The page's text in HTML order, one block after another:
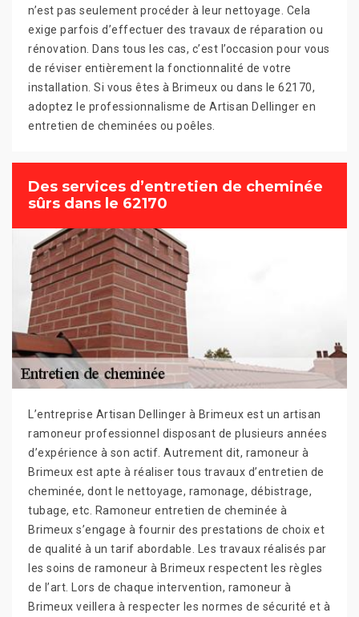
n’est pas seulement procéder à leur nettoyage. Cela
exige parfois d’effectuer des travaux de réparation ou
rénovation. Dans tous les cas, c’est l’occasion pour vous
de réviser entièrement la fonctionnalité de votre
installation. Si vous êtes à Brimeux ou dans le 62170,
adoptez le professionnalisme de Artisan Dellinger en
entretien de cheminées ou poêles.
Des services d’entretien de cheminée
sûrs dans le 62170
L’entreprise Artisan Dellinger à Brimeux est un artisan
ramoneur professionnel disposant de plusieurs années
d’expérience à son actif. Autrement dit, ramoneur à
Brimeux est apte à réaliser tous travaux d’entretien de
cheminée, dont le nettoyage, ramonage, débistrage,
tubage, etc. Ramoneur entretien de cheminée à
Brimeux s’engage à fournir des prestations de choix et
de qualité à un tarif abordable. Les travaux réalisés par
les soins de ramoneur à Brimeux respectent les règles
de l’art. Lors de chaque intervention, ramoneur à
Brimeux veillera à respecter les normes de sécurité et à